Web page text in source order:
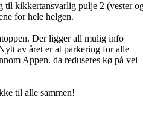
til kikkertansvarlig pulje 2 (vester
for hele helgen.
Der ligger all mulig info
av året er at parkering for alle
Appen. da reduseres kø på vei
til alle sammen!